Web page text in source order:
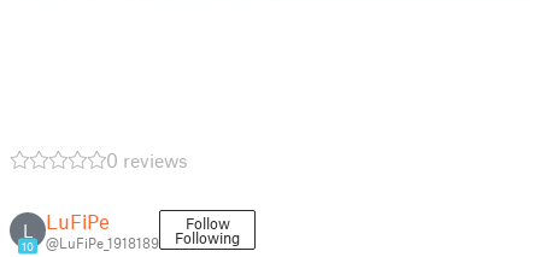
0 reviews
L
10
LuFiPe
@LuFiPe_1918189
Follow
Following